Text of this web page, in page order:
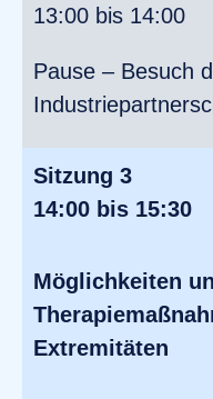
13:00 bis 14:00
Pause – Besuch
Sitzung 3
14:00 bis 15:30
Möglichkeiten
Extremitäten